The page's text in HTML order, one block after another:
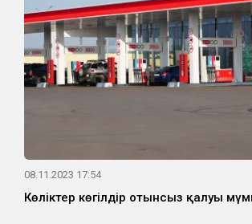
08.11.2023 17:54
Көліктер көгілдір отынсыз қалуы